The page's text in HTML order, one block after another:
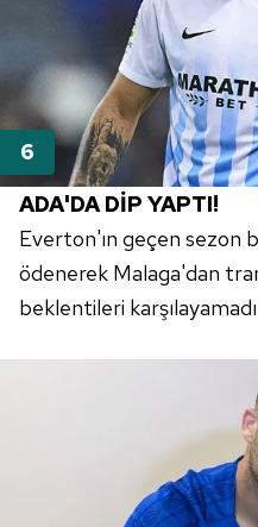
ADA'DA DİP YAPTI!
Everton'ın geçen sezon
ödenerek Malaga'dan
beklentileri